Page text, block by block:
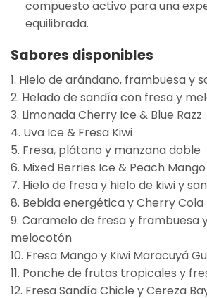
compuesto activo para una
equilibrada.
Sabores disponibles
1. Hielo de arándano, frambuesa y
2. Helado de sandía con fresa y
3. Limonada Cherry Ice & Blue Razz
4. Uva Ice & Fresa Kiwi
5. Fresa, plátano y manzana doble
6. Mixed Berries Ice & Peach
7. Hielo de fresa y hielo de kiwi y
8. Bebida energética y Cherry Cola
9. Caramelo de fresa y frambuesa
melocotón
10. Fresa Mango y Kiwi Maracuyá
11. Ponche de frutas tropicales y
12. Fresa Sandía Chicle y Cereza